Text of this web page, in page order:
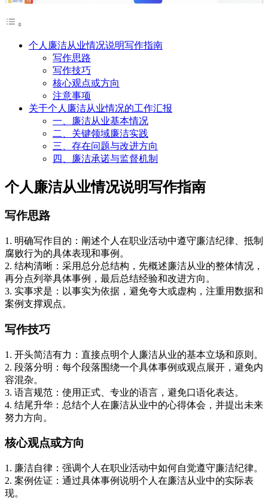
个人廉洁从业情况说明写作指南
写作思路
写作技巧
核心观点或方向
注意事项
关于个人廉洁从业情况的工作汇报
一、廉洁从业基本情况
二、关键领域廉洁实践
三、存在问题与改进方向
四、廉洁承诺与监督机制
个人廉洁从业情况说明写作指南
写作思路
1. 明确写作目的：阐述个人在职业活动中遵守廉洁纪律、抵制
腐败行为的具体表现和事例。
2. 结构清晰：采用总分总结构，先概述廉洁从业的整体情况，
再分点列举具体事例，最后总结经验和改进方向。
3. 实事求是：以事实为依据，避免夸大或虚构，注重用数据和
案例支撑观点。
写作技巧
1. 开头简洁有力：直接点明个人廉洁从业的基本立场和原则。
2. 段落分明：每个段落围绕一个具体事例或观点展开，避免内
容混杂。
3. 语言规范：使用正式、专业的语言，避免口语化表达。
4. 结尾升华：总结个人在廉洁从业中的心得体会，并提出未来
努力方向。
核心观点或方向
1. 廉洁自律：强调个人在职业活动中如何自觉遵守廉洁纪律。
2. 案例佐证：通过具体事例说明个人在廉洁从业中的实际表
现。